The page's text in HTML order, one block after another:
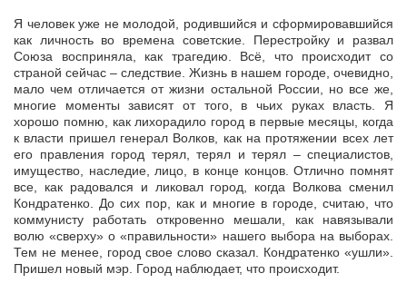
Я человек уже не молодой, родившийся и сформировавшийся
как личность во времена советские. Перестройку и развал
Союза восприняла, как трагедию. Всё, что происходит со
страной сейчас – следствие. Жизнь в нашем городе, очевидно,
мало чем отличается от жизни остальной России, но все же,
многие моменты зависят от того, в чьих руках власть. Я
хорошо помню, как лихорадило город в первые месяцы, когда
к власти пришел генерал Волков, как на протяжении всех лет
его правления город терял, терял и терял – специалистов,
имущество, наследие, лицо, в конце концов. Отлично помнят
все, как радовался и ликовал город, когда Волкова сменил
Кондратенко. До сих пор, как и многие в городе, считаю, что
коммунисту работать откровенно мешали, как навязывали
волю «сверху» о «правильности» нашего выбора на выборах.
Тем не менее, город свое слово сказал. Кондратенко «ушли».
Пришел новый мэр. Город наблюдает, что происходит.